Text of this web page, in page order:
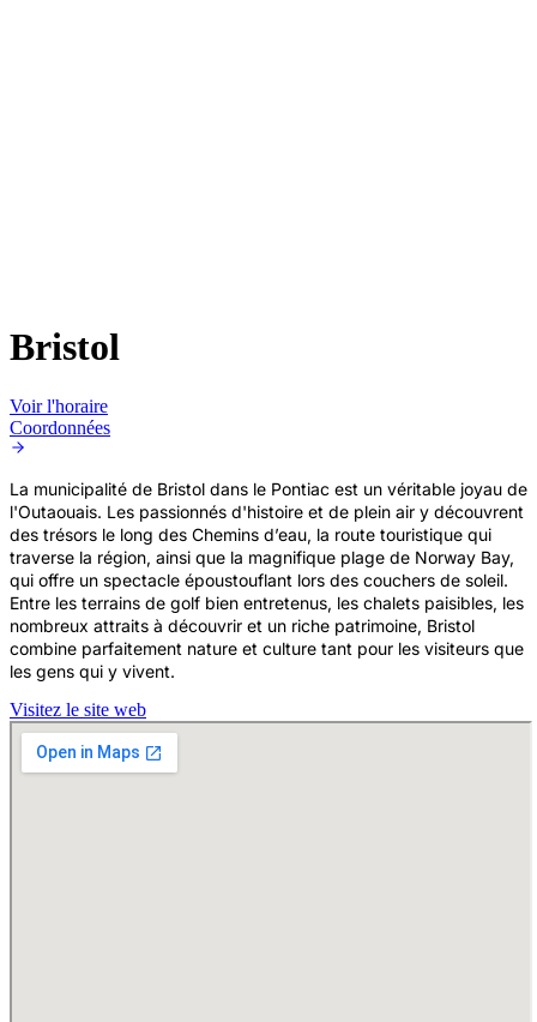
Bristol
Voir l'horaire
Coordonnées
La municipalité de Bristol dans le Pontiac est un véritable joyau de
l'Outaouais. Les passionnés d'histoire et de plein air y découvrent
des trésors le long des Chemins d’eau, la route touristique qui
traverse la région, ainsi que la magnifique plage de Norway Bay,
qui offre un spectacle époustouflant lors des couchers de soleil.
Entre les terrains de golf bien entretenus, les chalets paisibles, les
nombreux attraits à découvrir et un riche patrimoine, Bristol
combine parfaitement nature et culture tant pour les visiteurs que
les gens qui y vivent.
Visitez le site web